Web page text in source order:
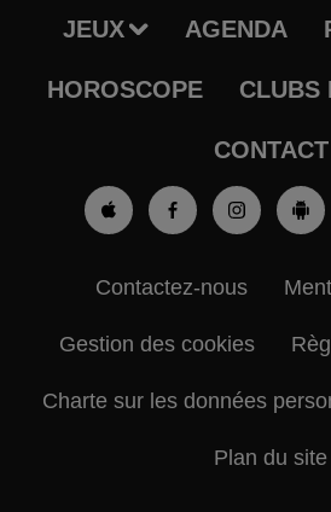
JEUX AGENDA
HOROSCOPE CLUBS
CONTACT
Contactez-nous
Gestion des cookies
Charte sur les données
Plan du site